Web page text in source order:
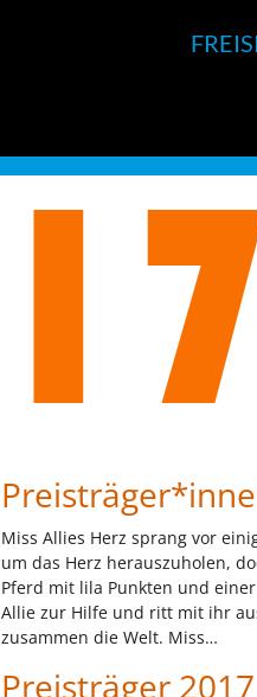
Miss Allies Herz sprang vor
um das Herz herauszuholen,
Pferd mit lila Punkten und
Allie zur Hilfe und ritt mit ihr
zusammen die Welt. Miss…
Preisträger 2017